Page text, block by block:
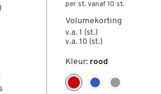
per st. vanaf 10 st.
Volumekorting
v.a. 1 (st.)
v.a. 10 (st.)
Kleur: rood